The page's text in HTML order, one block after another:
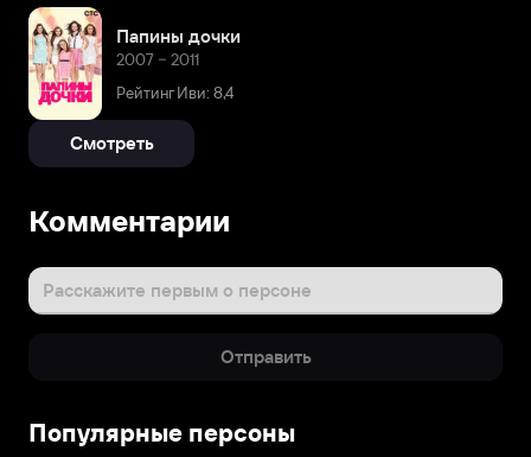
Папины дочки
2007 – 2011
Рейтинг Иви: 8,4
Смотреть
Комментарии
Расскажите первым о персоне
Отправить
Популярные персоны